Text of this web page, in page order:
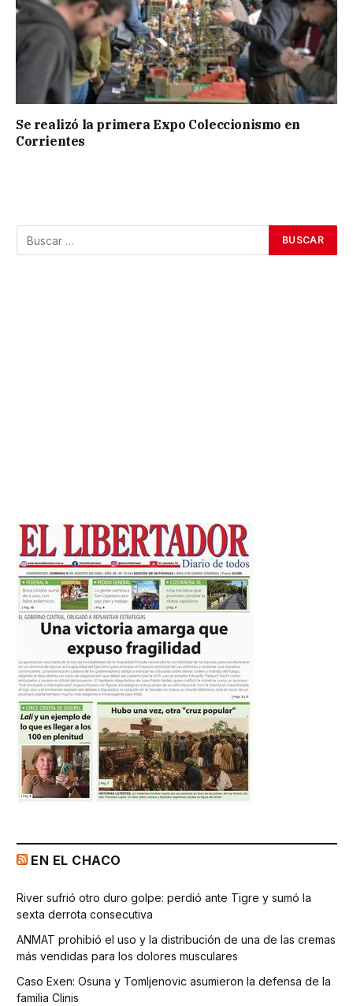
Se realizó la primera Expo Coleccionismo en
Corrientes
EN EL CHACO
River sufrió otro duro golpe: perdió ante Tigre y sumó la
sexta derrota consecutiva
ANMAT prohibió el uso y la distribución de una de las cremas
más vendidas para los dolores musculares
Caso Exen: Osuna y Tomljenovic asumieron la defensa de la
familia Clinis